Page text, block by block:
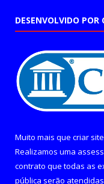
DESENVOLVIDO POR
Muito mais que criar site
Realizamos uma
contrato que todas as
pública serão